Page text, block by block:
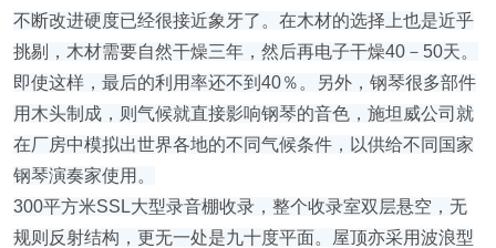
不断改进硬度已经很接近象牙了。在木材的选择上也是近乎
挑剔，木材需要自然干燥三年，然后再电子干燥40－50天。
即使这样，最后的利用率还不到40％。另外，钢琴很多部件
用木头制成，则气候就直接影响钢琴的音色，施坦威公司就
在厂房中模拟出世界各地的不同气候条件，以供给不同国家
钢琴演奏家使用。
300平方米SSL大型录音棚收录，整个收录室双层悬空，无
规则反射结构，更无一处是九十度平面。屋顶亦采用波浪型